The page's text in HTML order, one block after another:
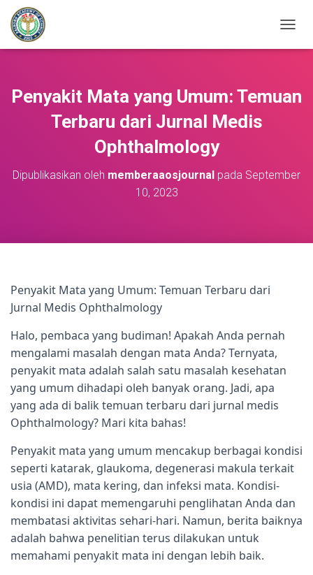
O
E
A
Penyakit Mata yang Umum: Temuan
Terbaru dari Jurnal Medis
Ophthalmology
Dipublikasikan oleh memberaaosjournal pada September
10, 2023
Penyakit Mata yang Umum: Temuan Terbaru dari
Jurnal Medis Ophthalmology
Halo, pembaca yang budiman! Apakah Anda pernah
mengalami masalah dengan mata Anda? Ternyata,
penyakit mata adalah salah satu masalah kesehatan
yang umum dihadapi oleh banyak orang. Jadi, apa
yang ada di balik temuan terbaru dari jurnal medis
Ophthalmology? Mari kita bahas!
Penyakit mata yang umum mencakup berbagai kondisi
seperti katarak, glaukoma, degenerasi makula terkait
usia (AMD), mata kering, dan infeksi mata. Kondisi-
kondisi ini dapat memengaruhi penglihatan Anda dan
membatasi aktivitas sehari-hari. Namun, berita baiknya
adalah bahwa penelitian terus dilakukan untuk
memahami penyakit mata ini dengan lebih baik.